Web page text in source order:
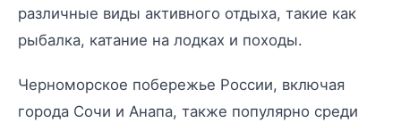
различные виды активного отдыха, такие как
рыбалка, катание на лодках и походы.
Черноморское побережье России, включая
города Сочи и Анапа, также популярно среди